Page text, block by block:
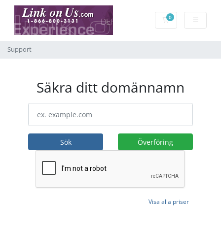
0Kundvagn
Support
Säkra ditt domännamn
Sök Överföring
Visa alla priser